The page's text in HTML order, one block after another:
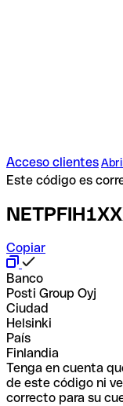
Acceso clientes
Este código es
Copiar
Banco
Posti Group Oyj
Ciudad
Helsinki
País
Finlandia
Tenga en cuenta
de este código ni
correcto para su